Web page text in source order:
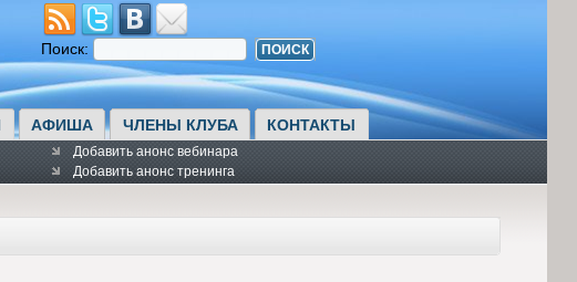
Поиск:
АФИША ЧЛЕНЫ КЛУБА КОНТАКТЫ
Добавить анонс вебинара
Добавить анонс тренинга